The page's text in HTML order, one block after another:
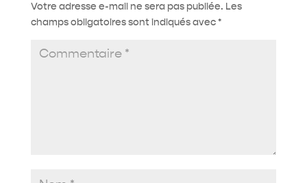
Votre adresse e-mail ne sera pas publiée. Les
champs obligatoires sont indiqués avec*